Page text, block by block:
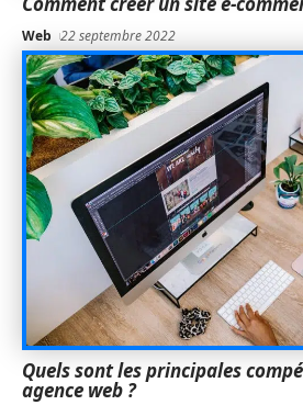
Web 22 septembre 2022
Quels sont les principales
agence web ?